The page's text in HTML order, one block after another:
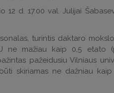
d. 17.00 val. Julijai
turintis daktaro
ne mažiau kaip 0,5 etato
pažeidusiu Vilniaus
skiriamas ne dažniau